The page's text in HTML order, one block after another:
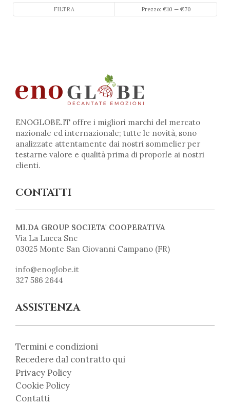
Min
Max
FILTRA Prezzo: €10 — €70
ENOGLOBE.IT offre i migliori marchi del mercato
nazionale ed internazionale; tutte le novità, sono
analizzate attentamente dai nostri sommelier per
testarne valore e qualità prima di proporle ai nostri
clienti.
CONTATTI
MI.DA GROUP SOCIETA' COOPERATIVA
Via La Lucca Snc
03025 Monte San Giovanni Campano (FR)
info@enoglobe.it
327 586 2644
ASSISTENZA
Termini e condizioni
Recedere dal contratto qui
Privacy Policy
Cookie Policy
Contatti